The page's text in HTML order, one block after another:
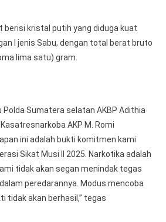
kristal putih yang diduga kuat
I jenis Sabu, dengan total berat bruto
lima satu) gram.
Polda Sumatera selatan AKBP Adithia
AKP M. Romi
ini adalah bukti komitmen kami
Sikat Musi II 2025. Narkotika adalah
tidak akan segan menindak tegas
peredarannya. Modus mencoba
tidak akan berhasil,” tegas